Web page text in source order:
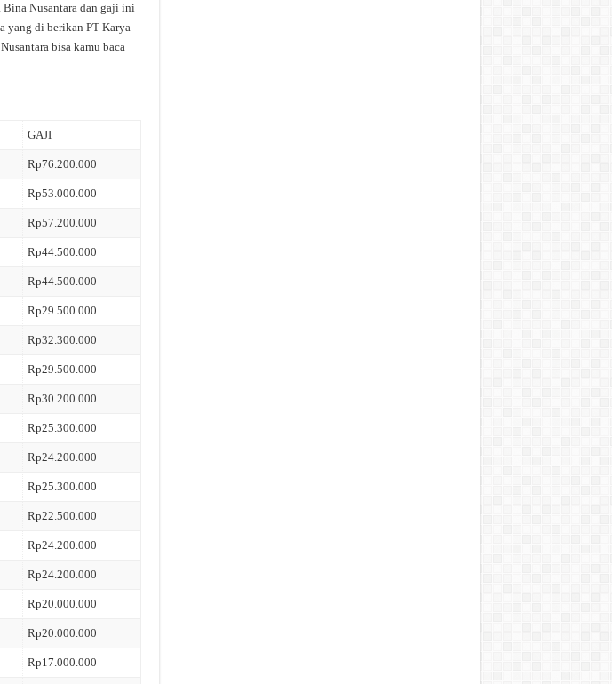
Nusantara dan gaji ini
yang di berikan PT Karya
bisa kamu baca
GAJI
Rp76.200.000
Rp53.000.000
Rp57.200.000
Rp44.500.000
Rp44.500.000
Rp29.500.000
Rp32.300.000
Rp29.500.000
Rp30.200.000
Rp25.300.000
Rp24.200.000
Rp25.300.000
Rp22.500.000
Rp24.200.000
Rp24.200.000
Rp20.000.000
Rp20.000.000
Rp17.000.000